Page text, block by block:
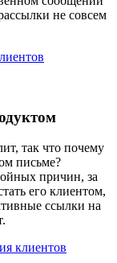
не совсем
так что почему
письме?
причин, за
его клиентом,
ссылки на